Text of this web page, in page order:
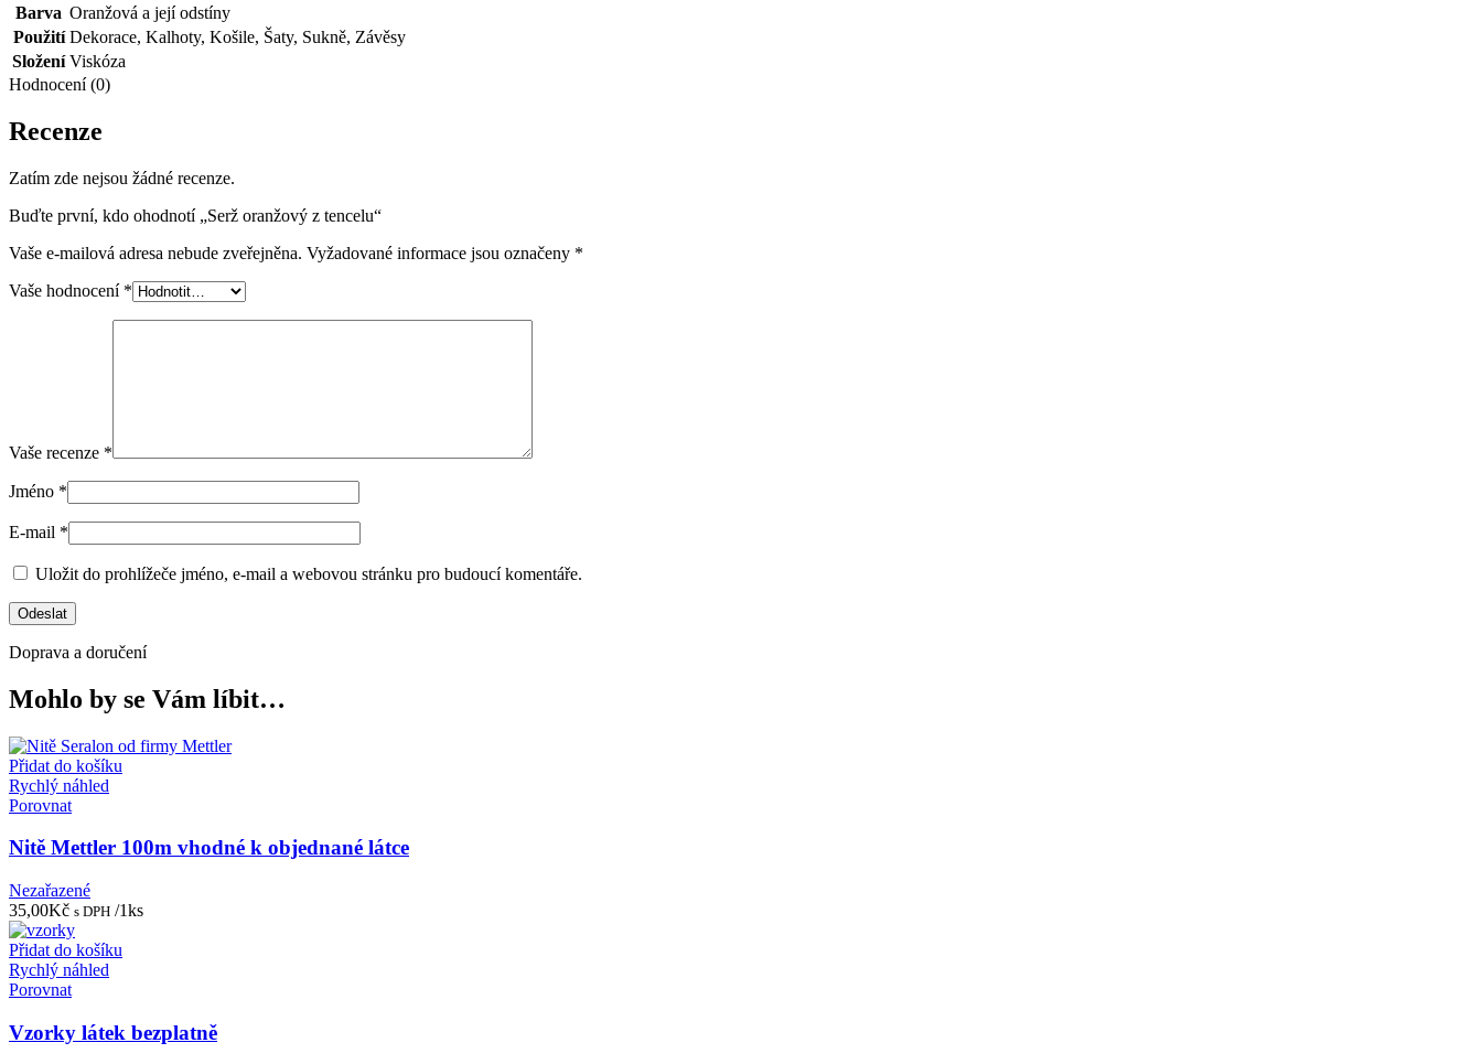
Barva Oranžová a její odstíny
Použití Dekorace, Kalhoty, Košile, Šaty, Sukně, Závěsy
Složení Viskóza
Hodnocení (0)
Recenze
Zatím zde nejsou žádné recenze.
Buďte první, kdo ohodnotí „Serž oranžový z tencelu“
Vaše e-mailová adresa nebude zveřejněna. Vyžadované informace jsou označeny *
Vaše hodnocení *
Vaše recenze *
Jméno *
E-mail *
Uložit do prohlížeče jméno, e-mail a webovou stránku pro budoucí komentáře.
Doprava a doručení
Mohlo by se Vám líbit…
Přidat do košíku
Rychlý náhled
Porovnat
Nitě Mettler 100m vhodné k objednané látce
Nezařazené
35,00Kč s DPH /1ks
Přidat do košíku
Rychlý náhled
Porovnat
Vzorky látek bezplatně